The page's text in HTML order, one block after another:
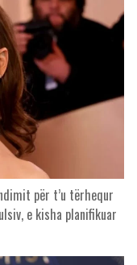
për t’u tërhequr
e kisha planifikuar